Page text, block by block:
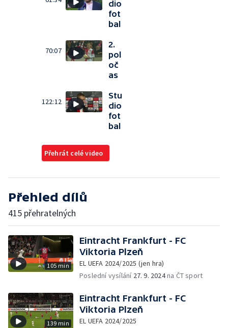
dio
fot
bal
70:07
2.
pol
oč
as
122:12
Stu
dio
fot
bal
Přehrát celé video
Přehled dílů
415 přehratelných
105 min
Eintracht Frankfurt - FC
Viktoria Plzeň
EL UEFA 2024/2025 (jen hra)
Poslední vysílání 27. 9. 2024na ČT sport
139 min
Eintracht Frankfurt - FC
Viktoria Plzeň
EL UEFA 2024/2025